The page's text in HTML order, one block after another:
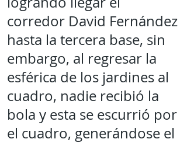
corredor David Fernández
hasta la tercera base, sin
embargo, al regresar la
esférica de los jardines al
cuadro, nadie recibió la
bola y esta se escurrió por
el cuadro, generándose el